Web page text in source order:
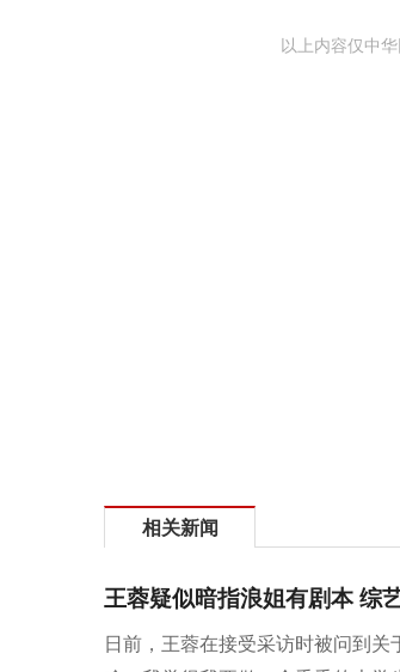
以上内容仅中
相关新闻
王蓉疑似暗指浪姐有剧本 综
日前，王蓉在接受采访时被问到